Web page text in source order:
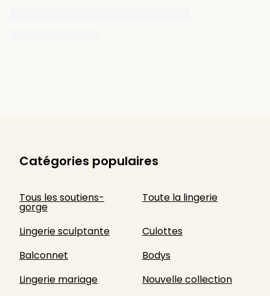
Catégories populaires
Tous les soutiens-
gorge
Toute la lingerie
Lingerie sculptante
Culottes
Balconnet
Bodys
Lingerie mariage
Nouvelle collection